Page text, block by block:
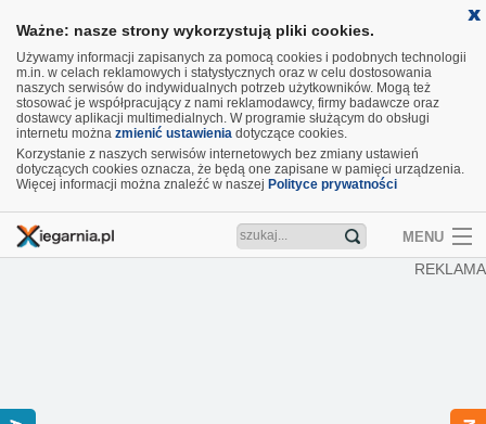
Ważne: nasze strony wykorzystują pliki cookies.
Używamy informacji zapisanych za pomocą cookies i podobnych technologii
m.in. w celach reklamowych i statystycznych oraz w celu dostosowania
naszych serwisów do indywidualnych potrzeb użytkowników. Mogą też
stosować je współpracujący z nami reklamodawcy, firmy badawcze oraz
dostawcy aplikacji multimedialnych. W programie służącym do obsługi
internetu można zmienić ustawienia dotyczące cookies.
Korzystanie z naszych serwisów internetowych bez zmiany ustawień
dotyczących cookies oznacza, że będą one zapisane w pamięci urządzenia.
Więcej informacji można znaleźć w naszej Polityce prywatności
MENU
REKLAMA